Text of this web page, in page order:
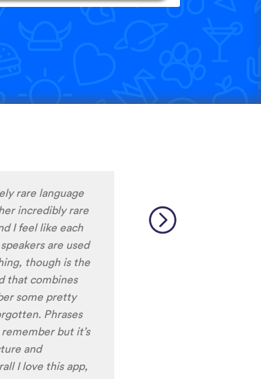
I have seen, so
format and how
user friendly.
really liked that
as I
voices.
of your
is really helpful
for
with this app
my holiday